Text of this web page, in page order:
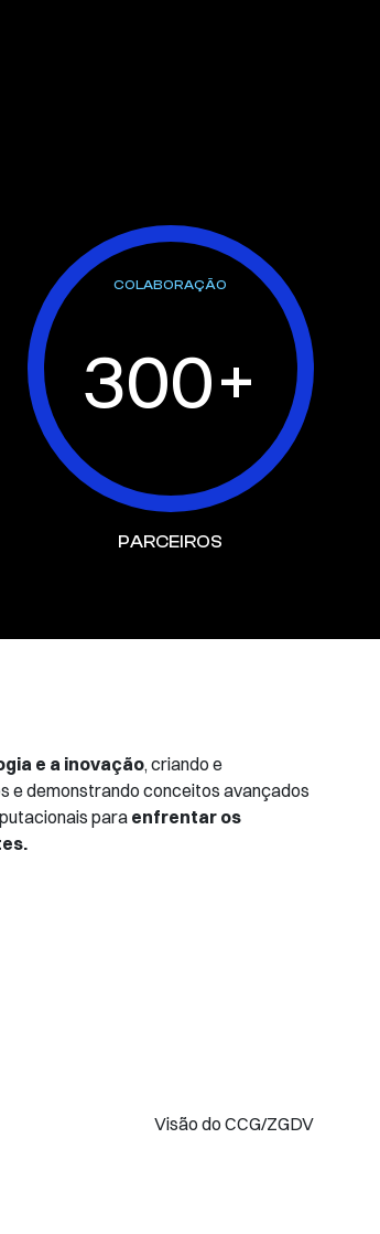
COLABORAÇÃO
300+
PARCEIROS
e a inovação, criando e
e demonstrando conceitos avançados
para enfrentar os